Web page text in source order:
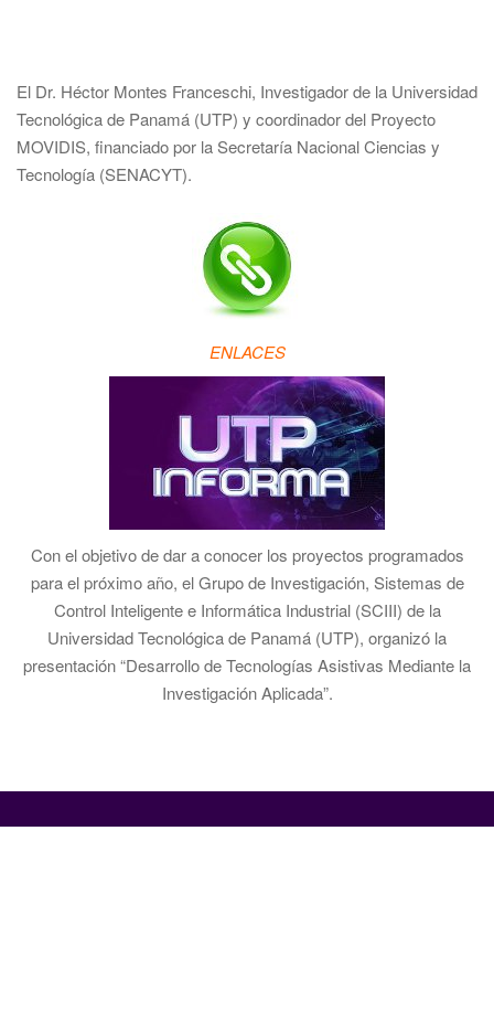
El Dr. Héctor Montes Franceschi, Investigador de la Universidad
Tecnológica de Panamá (UTP) y coordinador del Proyecto
MOVIDIS, financiado por la Secretaría Nacional Ciencias y
Tecnología (SENACYT).
ENLACES
Con el objetivo de dar a conocer los proyectos programados
para el próximo año, el Grupo de Investigación, Sistemas de
Control Inteligente e Informática Industrial (SCIII) de la
Universidad Tecnológica de Panamá (UTP), organizó la
presentación “Desarrollo de Tecnologías Asistivas Mediante la
Investigación Aplicada”.